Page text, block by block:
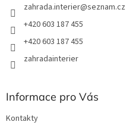
zahrada.interier@seznam.cz
+420 603 187 455
+420 603 187 455
zahradainterier
Informace pro Vás
Kontakty